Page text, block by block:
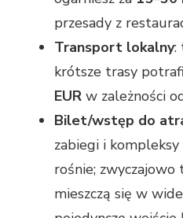
przesady z
Transport lokalny:
krótsze trasy
EUR w zależności
Bilet/wstęp do
zabiegi i
rośnie;
mieszczą się w